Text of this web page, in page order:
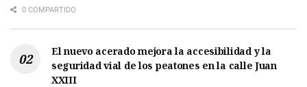
0 COMPARTIDO
El nuevo acerado mejora la accesibilidad y la
seguridad vial de los peatones en la calle Juan
XXIII